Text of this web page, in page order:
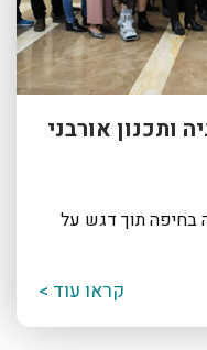
ותכנון אורבני
בחיפה תוך דגש על
קראו עוד >